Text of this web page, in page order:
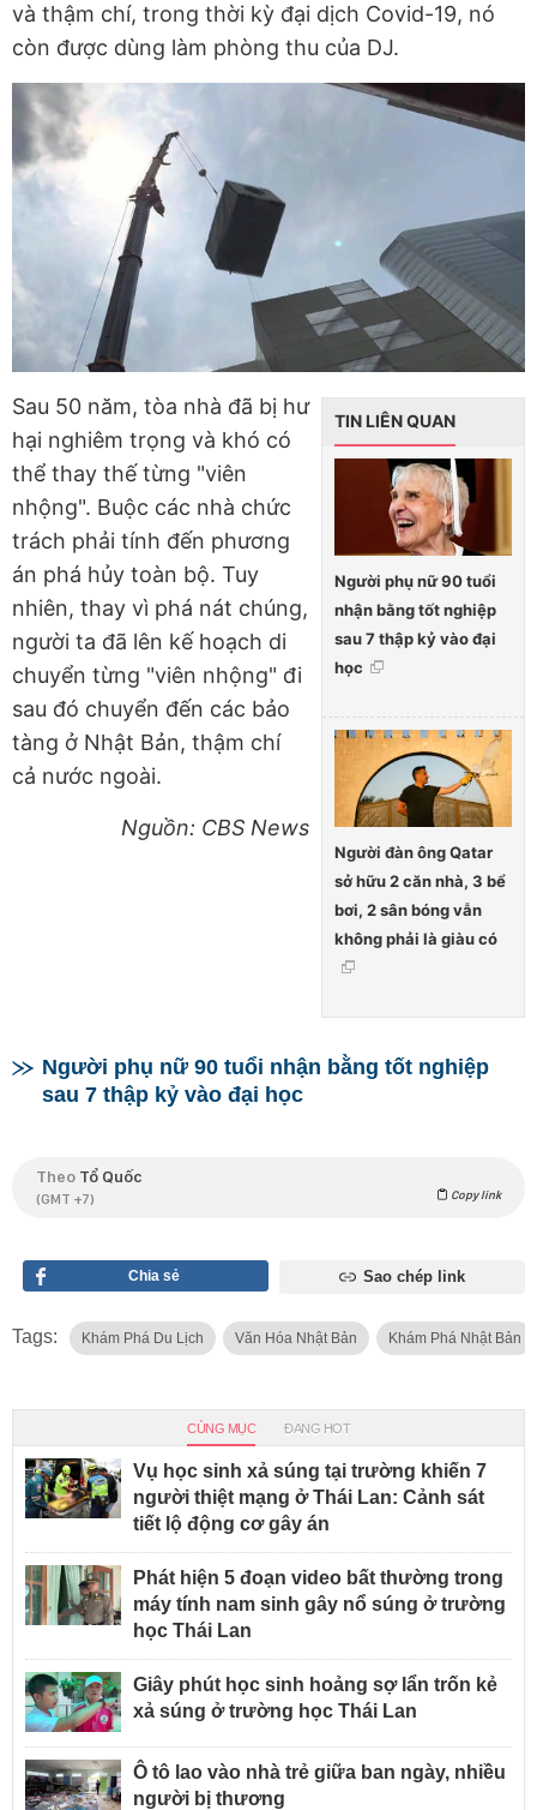
và thậm chí, trong thời kỳ đại dịch Covid-19, nó
còn được dùng làm phòng thu của DJ.
TIN LIÊN QUAN
Người phụ nữ 90 tuổi
nhận bằng tốt nghiệp
sau 7 thập kỷ vào đại
học
Người đàn ông Qatar
sở hữu 2 căn nhà, 3 bể
bơi, 2 sân bóng vẫn
không phải là giàu có
Sau 50 năm, tòa nhà đã bị hư
hại nghiêm trọng và khó có
thể thay thế từng "viên
nhộng". Buộc các nhà chức
trách phải tính đến phương
án phá hủy toàn bộ. Tuy
nhiên, thay vì phá nát chúng,
người ta đã lên kế hoạch di
chuyển từng "viên nhộng" đi
sau đó chuyển đến các bảo
tàng ở Nhật Bản, thậm chí
cả nước ngoài.
Nguồn: CBS News
Người phụ nữ 90 tuổi nhận bằng tốt nghiệp
sau 7 thập kỷ vào đại học
Theo Tổ Quốc
(GMT +7) Copy link
Chia sẻ Sao chép link
Tags: Khám Phá Du Lịch Văn Hóa Nhật Bản Khám Phá Nhật Bản
CÙNG MỤC ĐANG HOT
Vụ học sinh xả súng tại trường khiến 7
người thiệt mạng ở Thái Lan: Cảnh sát
tiết lộ động cơ gây án
Phát hiện 5 đoạn video bất thường trong
máy tính nam sinh gây nổ súng ở trường
học Thái Lan
Giây phút học sinh hoảng sợ lẩn trốn kẻ
xả súng ở trường học Thái Lan
Ô tô lao vào nhà trẻ giữa ban ngày, nhiều
người bị thương